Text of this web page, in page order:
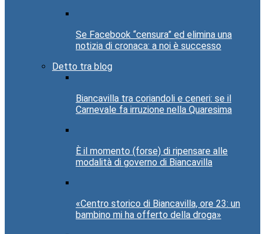
Se Facebook “censura” ed elimina una
notizia di cronaca: a noi è successo
Detto tra blog
Biancavilla tra coriandoli e ceneri: se il
Carnevale fa irruzione nella Quaresima
È il momento (forse) di ripensare alle
modalità di governo di Biancavilla
«Centro storico di Biancavilla, ore 23: un
bambino mi ha offerto della droga»